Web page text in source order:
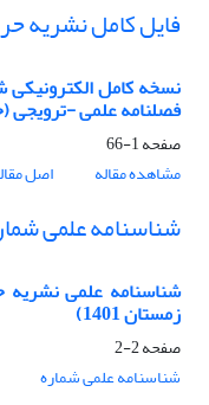
فایل کامل نشریه
فصلنامه علمی -ترویجی
صفحه1-66
مشاهده مقاله
اصل
شناسنامه علمی
زمستان 1401)
صفحه2-2
شناسنامه علمی شماره